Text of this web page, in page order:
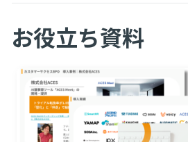
お役立ち資料